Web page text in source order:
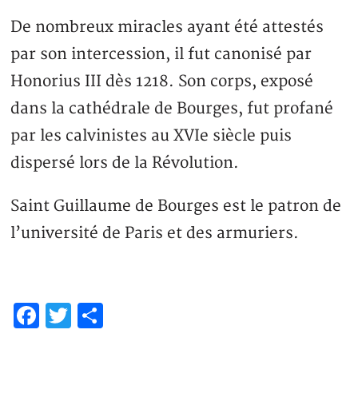
De nombreux miracles ayant été attestés
par son intercession, il fut canonisé par
Honorius III dès 1218. Son corps, exposé
dans la cathédrale de Bourges, fut profané
par les calvinistes au XVIe siècle puis
dispersé lors de la Révolution.
Saint Guillaume de Bourges est le patron de
l’université de Paris et des armuriers.
Facebook
Twitter